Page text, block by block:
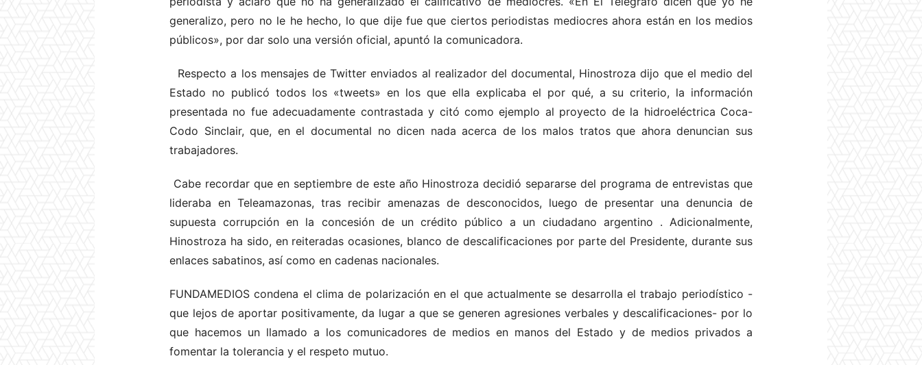
generalizo, pero no le he hecho, lo que dije fue que ciertos periodistas mediocres ahora están en los medios
públicos», por dar solo una versión oficial, apuntó la comunicadora.
Respecto a los mensajes de Twitter enviados al realizador del documental, Hinostroza dijo que el medio del
Estado no publicó todos los «tweets» en los que ella explicaba el por qué, a su criterio, la información
presentada no fue adecuadamente contrastada y citó como ejemplo al proyecto de la hidroeléctrica Coca-
Codo Sinclair, que, en el documental no dicen nada acerca de los malos tratos que ahora denuncian sus
trabajadores.
Cabe recordar que en septiembre de este año Hinostroza decidió separarse del programa de entrevistas que
lideraba en Teleamazonas, tras recibir amenazas de desconocidos, luego de presentar una denuncia de
supuesta corrupción en la concesión de un crédito público a un ciudadano argentino . Adicionalmente,
Hinostroza ha sido, en reiteradas ocasiones, blanco de descalificaciones por parte del Presidente, durante sus
enlaces sabatinos, así como en cadenas nacionales.
FUNDAMEDIOS condena el clima de polarización en el que actualmente se desarrolla el trabajo periodístico -
que lejos de aportar positivamente, da lugar a que se generen agresiones verbales y descalificaciones- por lo
que hacemos un llamado a los comunicadores de medios en manos del Estado y de medios privados a
fomentar la tolerancia y el respeto mutuo.